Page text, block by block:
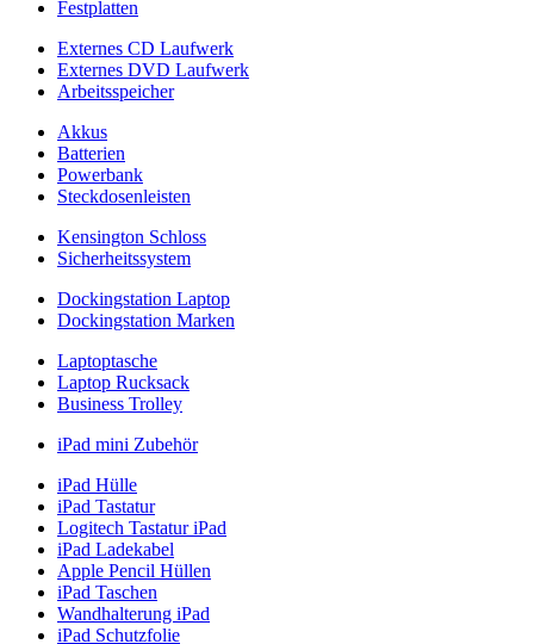
Festplatten
Externes CD Laufwerk
Externes DVD Laufwerk
Arbeitsspeicher
Akkus
Batterien
Powerbank
Steckdosenleisten
Kensington Schloss
Sicherheitssystem
Dockingstation Laptop
Dockingstation Marken
Laptoptasche
Laptop Rucksack
Business Trolley
iPad mini Zubehör
iPad Hülle
iPad Tastatur
Logitech Tastatur iPad
iPad Ladekabel
Apple Pencil Hüllen
iPad Taschen
Wandhalterung iPad
iPad Schutzfolie